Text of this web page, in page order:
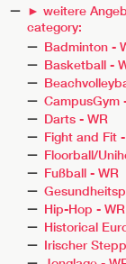
► weitere
category:
Badminton -
Basketball -
CampusGym
Darts - WR
Fight and Fit
Floorball/
Fußball - WR
Hip-Hop - WR
Historical
Irischer